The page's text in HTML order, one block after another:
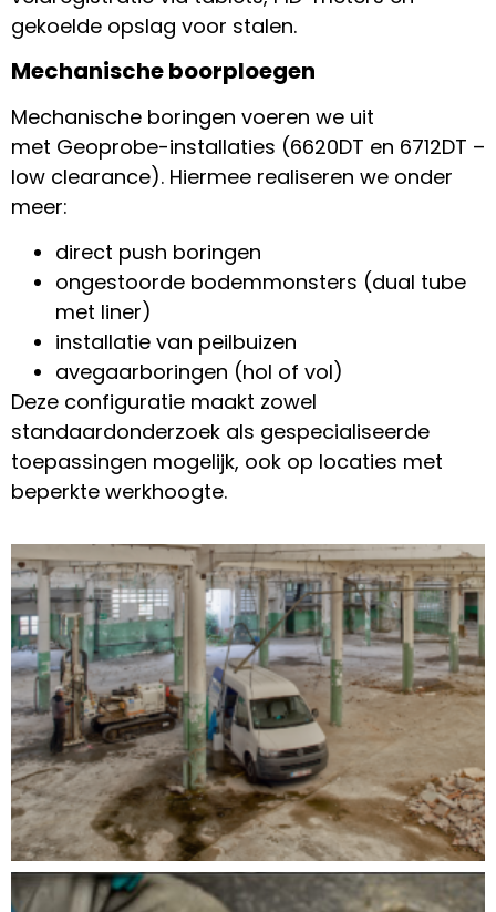
gekoelde opslag voor stalen.
Mechanische boorploegen
Mechanische boringen voeren we uit
met Geoprobe-installaties (6620DT en 6712DT –
low clearance). Hiermee realiseren we onder
meer:
direct push boringen
ongestoorde bodemmonsters (dual tube
met liner)
installatie van peilbuizen
avegaarboringen (hol of vol)
Deze configuratie maakt zowel
standaardonderzoek als gespecialiseerde
toepassingen mogelijk, ook op locaties met
beperkte werkhoogte.